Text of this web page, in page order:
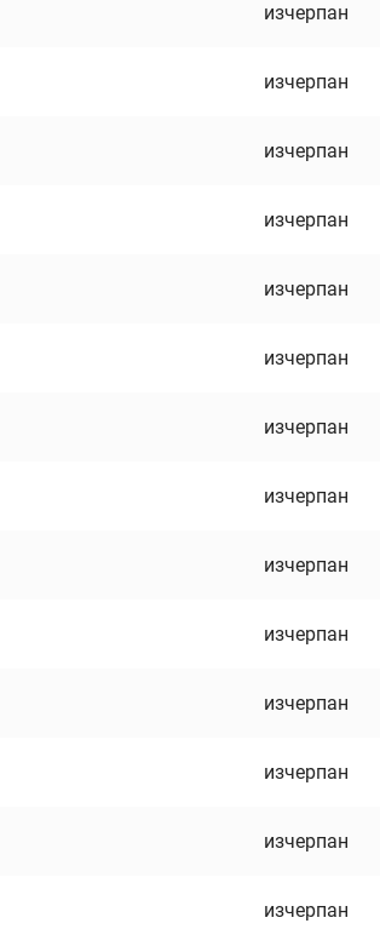
изчерпан
изчерпан
изчерпан
изчерпан
изчерпан
изчерпан
изчерпан
изчерпан
изчерпан
изчерпан
изчерпан
изчерпан
изчерпан
изчерпан